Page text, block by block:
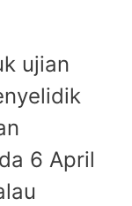
ujian
6 April